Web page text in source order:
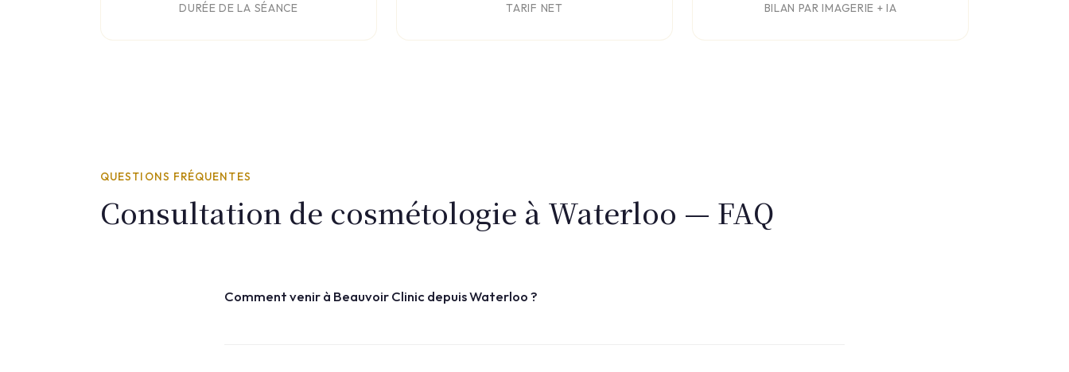
DURÉE DE LA SÉANCE TARIF NET BILAN PAR IMAGERIE + IA
QUESTIONS FRÉQUENTES
Consultation de cosmétologie à Waterloo — FAQ
Comment venir à Beauvoir Clinic depuis Waterloo ?